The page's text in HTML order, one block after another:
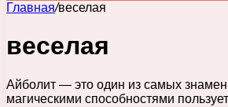
Главная/веселая
веселая
Айболит — это один из самых
магическими способностями